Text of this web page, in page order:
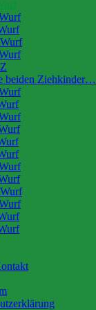
beiden Ziehkinder…